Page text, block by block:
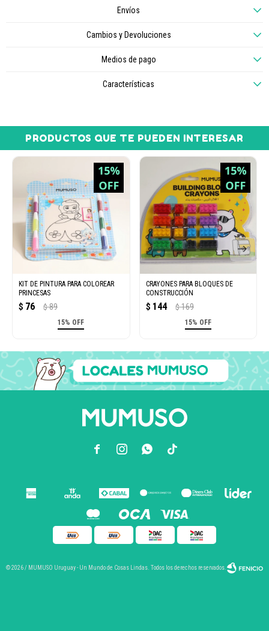
Envíos
Cambios y Devoluciones
Medios de pago
Características
PRODUCTOS QUE TE PUEDEN INTERESAR
KIT DE PINTURA PARA COLOREAR
PRINCESAS
$ 76 $ 89
15% OFF
CRAYONES PARA BLOQUES DE
CONSTRUCCIÓN
$ 144 $ 169
15% OFF
  
© 2026 / MUMUSO Uruguay - Un Mundo de Cosas Lindas. Todos los derechos reservados.